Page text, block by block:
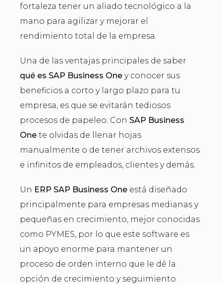
fortaleza tener un aliado tecnológico a la
mano para agilizar y mejorar el
rendimiento total de la empresa.
Una de las ventajas principales de saber
qué es SAP Business One y conocer sus
beneficios a corto y largo plazo para tu
empresa, es que se evitarán tediosos
procesos de papeleo. Con SAP Business
One te olvidas de llenar hojas
manualmente o de tener archivos extensos
e infinitos de empleados, clientes y demás.
Un ERP SAP Business One está diseñado
principalmente para empresas medianas y
pequeñas en crecimiento, mejor conocidas
como PYMES, por lo que este software es
un apoyo enorme para mantener un
proceso de orden interno que le dé la
opción de crecimiento y seguimiento